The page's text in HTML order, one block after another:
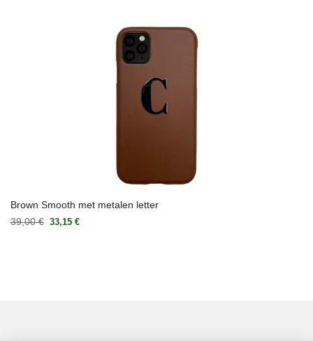
Brown Smooth met metalen letter
39,00 € 33,15 €